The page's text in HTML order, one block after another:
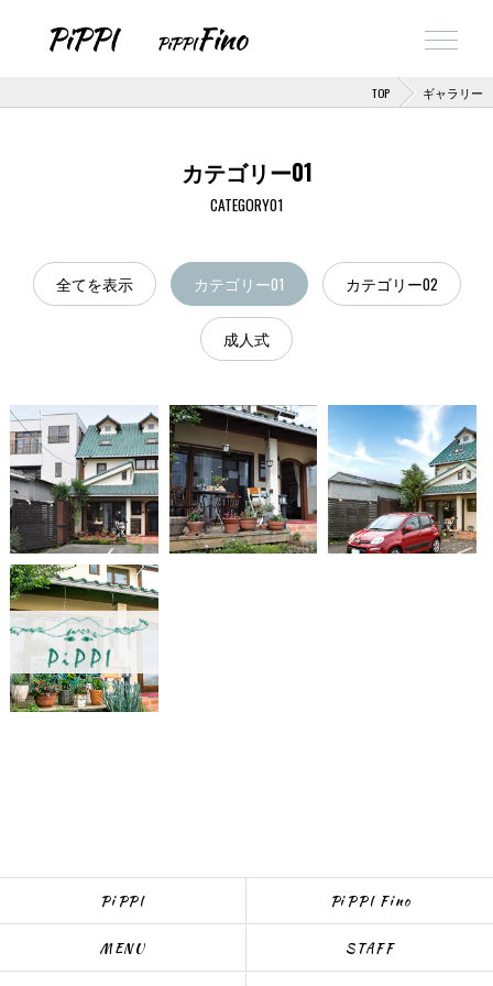
TOP ギャラリー
カテゴリー01
CATEGORY01
全てを表示 カテゴリー01 カテゴリー02
成人式
PiPPI PiPPI Fino
MENU STAFF